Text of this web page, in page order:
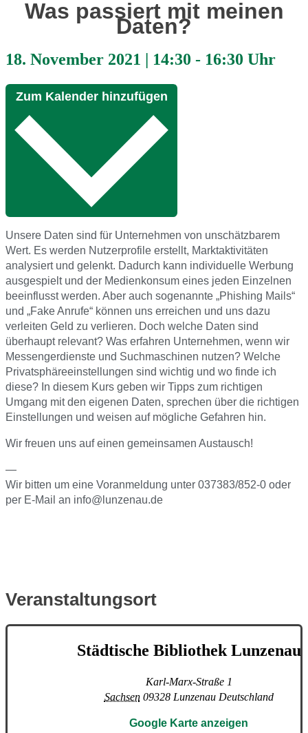
Was passiert mit meinen
Daten?
18. November 2021 14:30 - 16:30 Uhr
Unsere Daten sind für Unternehmen von unschätzbarem
Wert. Es werden Nutzerprofile erstellt, Marktaktivitäten
analysiert und gelenkt. Dadurch kann individuelle Werbung
ausgespielt und der Medienkonsum eines jeden Einzelnen
beeinflusst werden. Aber auch sogenannte „Phishing Mails“
und „Fake Anrufe“ können uns erreichen und uns dazu
verleiten Geld zu verlieren. Doch welche Daten sind
überhaupt relevant? Was erfahren Unternehmen, wenn wir
Messengerdienste und Suchmaschinen nutzen? Welche
Privatsphäreeinstellungen sind wichtig und wo finde ich
diese? In diesem Kurs geben wir Tipps zum richtigen
Umgang mit den eigenen Daten, sprechen über die richtigen
Einstellungen und weisen auf mögliche Gefahren hin.
Wir freuen uns auf einen gemeinsamen Austausch!
—
Wir bitten um eine Voranmeldung unter 037383/852-0 oder
per E-Mail an info@lunzenau.de
Veranstaltungsort
Städtische Bibliothek Lunzenau
Karl-Marx-Straße 1
Sachsen 09328 Lunzenau Deutschland
Google Karte anzeigen